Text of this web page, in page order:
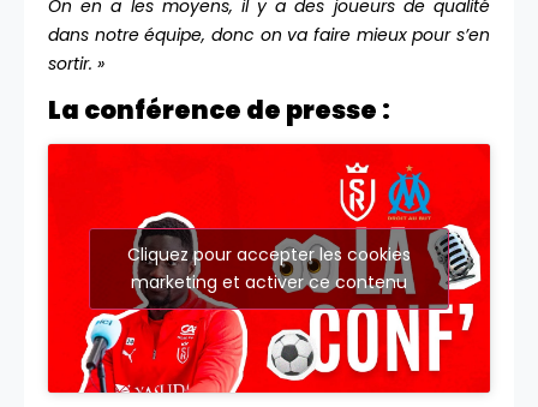
On en a les moyens, il y a des joueurs de qualité
dans notre équipe, donc on va faire mieux pour s’en
sortir. »
La conférence de presse :
Cliquez pour accepter les cookies
marketing et activer ce contenu